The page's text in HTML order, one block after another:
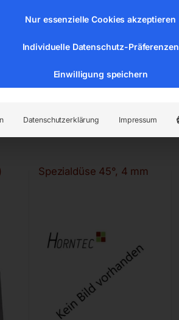
Spezialdüse 45°, 4 mm
Nur essenzielle Cookies akzeptieren
Individuelle Datenschutz-Präferenzen
Einwilligung speichern
Datenschutzerklärung Impressum